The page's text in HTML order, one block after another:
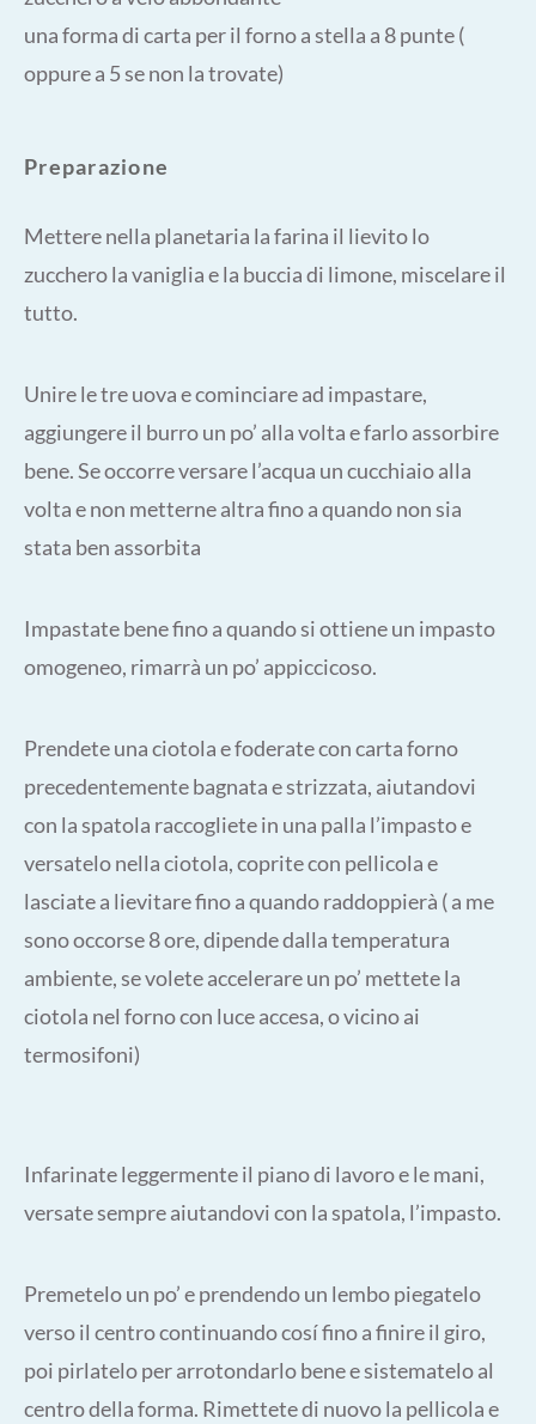
una forma di carta per il forno a stella a 8 punte (
oppure a 5 se non la trovate)
Preparazione
Mettere nella planetaria la farina il lievito lo
zucchero la vaniglia e la buccia di limone, miscelare il
tutto.
Unire le tre uova e cominciare ad impastare,
aggiungere il burro un po’ alla volta e farlo assorbire
bene. Se occorre versare l’acqua un cucchiaio alla
volta e non metterne altra fino a quando non sia
stata ben assorbita
Impastate bene fino a quando si ottiene un impasto
omogeneo, rimarrà un po’ appiccicoso.
Prendete una ciotola e foderate con carta forno
precedentemente bagnata e strizzata, aiutandovi
con la spatola raccogliete in una palla l’impasto e
versatelo nella ciotola, coprite con pellicola e
lasciate a lievitare fino a quando raddoppierà ( a me
sono occorse 8 ore, dipende dalla temperatura
ambiente, se volete accelerare un po’ mettete la
ciotola nel forno con luce accesa, o vicino ai
termosifoni)
Infarinate leggermente il piano di lavoro e le mani,
versate sempre aiutandovi con la spatola, l’impasto.
Premetelo un po’ e prendendo un lembo piegatelo
verso il centro continuando cosí fino a finire il giro,
poi pirlatelo per arrotondarlo bene e sistematelo al
centro della forma. Rimettete di nuovo la pellicola e